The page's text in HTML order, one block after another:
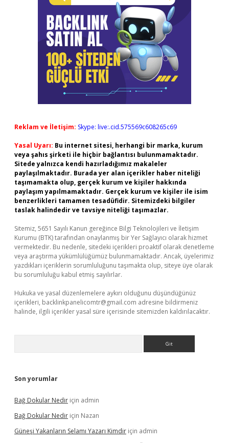
Reklam ve İletişim: Skype: live:.cid.575569c608265c69
Yasal Uyarı: Bu internet sitesi, herhangi bir marka, kurum
veya şahıs şirketi ile hiçbir bağlantısı bulunmamaktadır.
Sitede yalnızca kendi hazırladığımız makaleler
paylaşılmaktadır. Burada yer alan içerikler haber niteliği
taşımamakta olup, gerçek kurum ve kişiler hakkında
paylaşım yapılmamaktadır. Gerçek kurum ve kişiler ile isim
benzerlikleri tamamen tesadüfidir. Sitemizdeki bilgiler
taslak halindedir ve tavsiye niteliği taşımazlar.
Sitemiz, 5651 Sayılı Kanun gereğince Bilgi Teknolojileri ve İletişim
Kurumu (BTK) tarafından onaylanmış bir Yer Sağlayıcı olarak hizmet
vermektedir. Bu nedenle, sitedeki içerikleri proaktif olarak denetleme
veya araştırma yükümlülüğümüz bulunmamaktadır. Ancak, üyelerimiz
yazdıkları içeriklerin sorumluluğunu taşımakta olup, siteye üye olarak
bu sorumluluğu kabul etmiş sayılırlar.
Hukuka ve yasal düzenlemelere aykırı olduğunu düşündüğünüz
içerikleri, backlinkpanelicomtr@gmail.com adresine bildirmeniz
halinde, ilgili içerikler yasal süre içerisinde sitemizden kaldırılacaktır.
Son yorumlar
Bağ Dokular Nedir için admin
Bağ Dokular Nedir için Nazan
Güneşi Yakanların Selamı Yazarı Kimdir için admin